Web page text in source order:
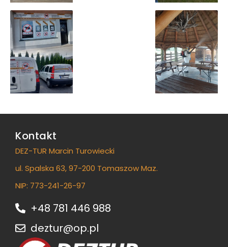
Kontakt
DEZ-TUR Marcin Turowiecki
ul. Spalska 63, 97-200 Tomaszow Maz.
NIP: 773-241-26-97
+48 781 446 988
deztur@op.pl